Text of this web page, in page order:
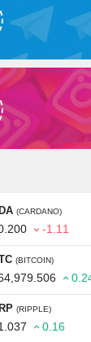
(CARDANO)
-1.11
(BITCOIN)
(RIPPLE)
0.16